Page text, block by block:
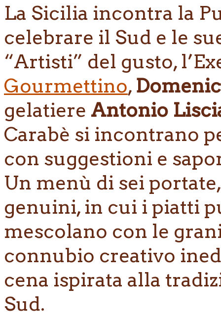
La Sicilia incontra la
celebrare il Sud e le
“Artisti” del gusto,
Gourmettino,
gelatiere Antonio
Carabè si incontrano
con suggestioni e
Un menù di sei
genuini, in cui i piatti
mescolano con le
connubio creativo
cena ispirata alla
Sud.